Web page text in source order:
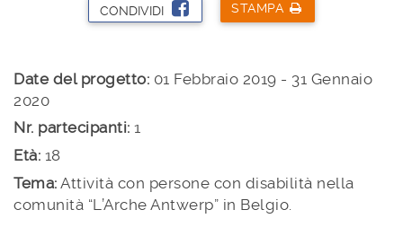
CONDIVIDI STAMPA
Date del progetto: 01 Febbraio 2019 - 31 Gennaio
2020
Nr. partecipanti: 1
Età: 18
Tema: Attività con persone con disabilità nella
comunità “L’Arche Antwerp” in Belgio.